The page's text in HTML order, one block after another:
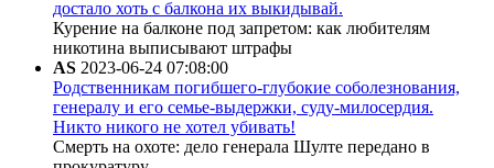
достало хоть с балкона их выкидывай.
Курение на балконе под запретом: как любителям
никотина выписывают штрафы
AS 2023-06-24 07:08:00
Родственникам погибшего-глубокие соболезнования,
генералу и его семье-выдержки, суду-милосердия.
Никто никого не хотел убивать!
Смерть на охоте: дело генерала Шулте передано в